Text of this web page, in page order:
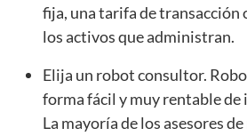
fija, una tarifa de transacción
los activos que administran.
Elija un robot consultor.
forma fácil y muy rentable de
La mayoría de los asesores